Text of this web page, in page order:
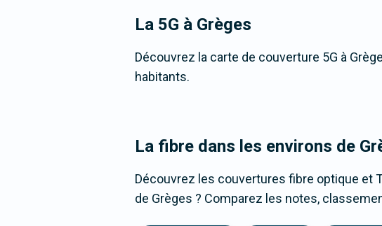
La 5G à Grèges
Découvrez la carte de couverture 5G à
habitants.
La fibre dans les environs de
Découvrez les couvertures fibre optique et
de Grèges ? Comparez les notes,